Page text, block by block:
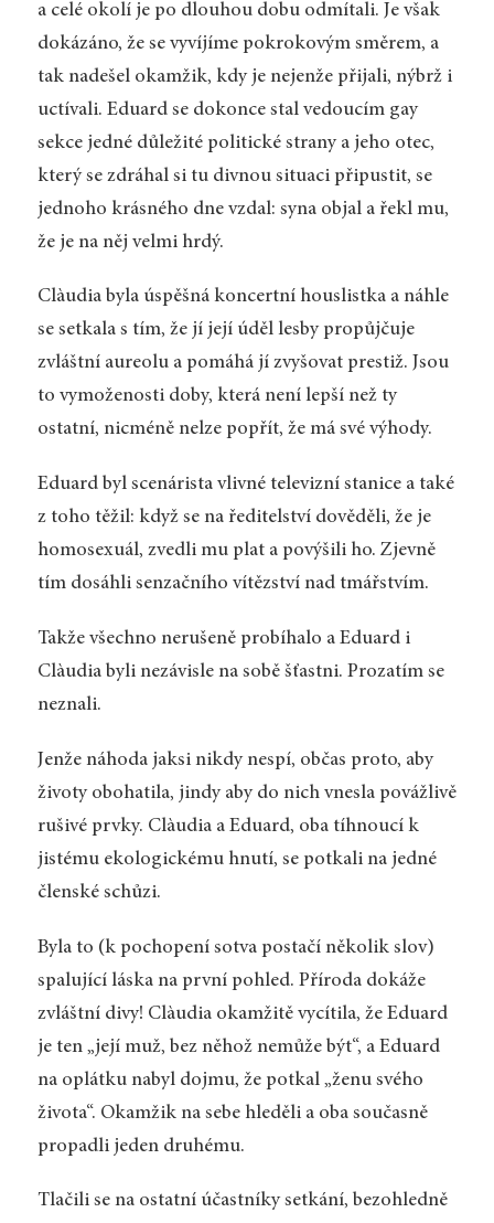
a celé okolí je po dlouhou dobu odmítali. Je však
dokázáno, že se vyvíjíme pokrokovým směrem, a
tak nadešel okamžik, kdy je nejenže přijali, nýbrž i
uctívali. Eduard se dokonce stal vedoucím gay
sekce jedné důležité politické strany a jeho otec,
který se zdráhal si tu divnou situaci připustit, se
jednoho krásného dne vzdal: syna objal a řekl mu,
že je na něj velmi hrdý.
Clàudia byla úspěšná koncertní houslistka a náhle
se setkala s tím, že jí její úděl lesby propůjčuje
zvláštní aureolu a pomáhá jí zvyšovat prestiž. Jsou
to vymoženosti doby, která není lepší než ty
ostatní, nicméně nelze popřít, že má své výhody.
Eduard byl scenárista vlivné televizní stanice a také
z toho těžil: když se na ředitelství dověděli, že je
homosexuál, zvedli mu plat a povýšili ho. Zjevně
tím dosáhli senzačního vítězství nad tmářstvím.
Takže všechno nerušeně probíhalo a Eduard i
Clàudia byli nezávisle na sobě šťastni. Prozatím se
neznali.
Jenže náhoda jaksi nikdy nespí, občas proto, aby
životy obohatila, jindy aby do nich vnesla povážlivě
rušivé prvky. Clàudia a Eduard, oba tíhnoucí k
jistému ekologickému hnutí, se potkali na jedné
členské schůzi.
Byla to (k pochopení sotva postačí několik slov)
spalující láska na první pohled. Příroda dokáže
zvláštní divy! Clàudia okamžitě vycítila, že Eduard
je ten „její muž, bez něhož nemůže být“, a Eduard
na oplátku nabyl dojmu, že potkal „ženu svého
života“. Okamžik na sebe hleděli a oba současně
propadli jeden druhému.
Tlačili se na ostatní účastníky setkání, bezohledně